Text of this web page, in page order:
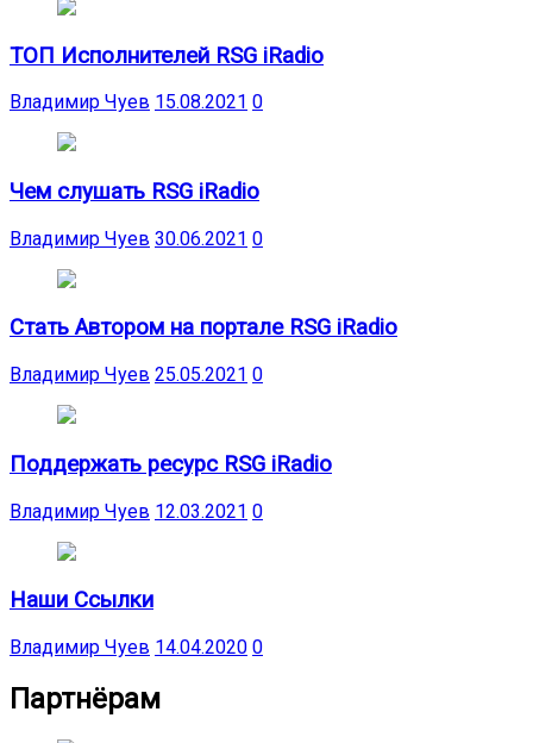
ТОП Исполнителей RSG iRadio
Владимир Чуев 15.08.2021 0
Чем слушать RSG iRadio
Владимир Чуев 30.06.2021 0
Стать Автором на портале RSG iRadio
Владимир Чуев 25.05.2021 0
Поддержать ресурс RSG iRadio
Владимир Чуев 12.03.2021 0
Наши Ссылки
Владимир Чуев 14.04.2020 0
Партнёрам